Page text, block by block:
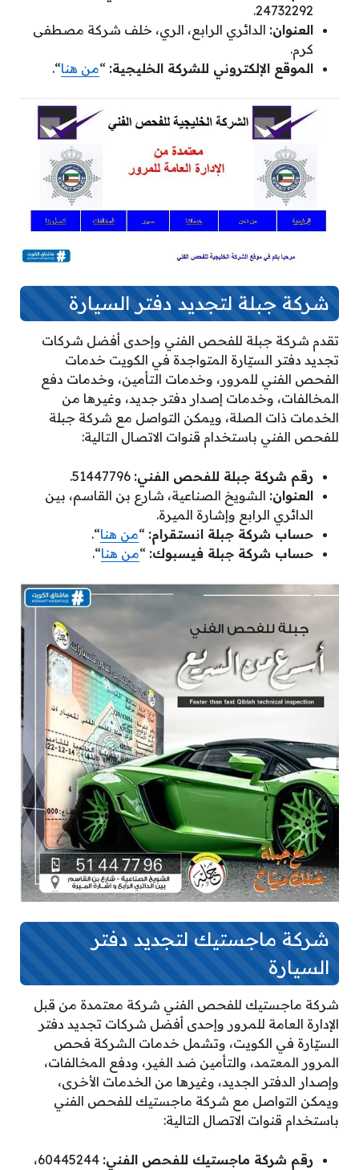
24732292.
العنوان: الدائري الرابع، الري، خلف شركة مصطفى
كرم.
الموقع الإلكتروني للشركة الخليجية: “من هنا“.
شركة جبلة لتجديد دفتر السيارة
تقدم شركة جبلة للفحص الفني وإحدى أفضل شركات
تجديد دفتر السيّارة المتواجدة في الكويت خدمات
الفحص الفني للمرور، وخدمات التأمين، وخدمات دفع
المخالفات، وخدمات إصدار دفتر جديد، وغيرها من
الخدمات ذات الصلة، ويمكن التواصل مع شركة جبلة
للفحص الفني باستخدام قنوات الاتصال التالية:
رقم شركة جبلة للفحص الفني:
العنوان: الشويخ الصناعية، شارع بن القاسم، بين
الدائري الرابع وإشارة الميرة.
حساب شركة جبلة انستقرام: “من هنا“.
حساب شركة جبلة فيسبوك: “من هنا“.
شركة ماجستيك لتجديد دفتر
السيارة
شركة ماجستيك للفحص الفني شركة معتمدة من قبل
الإدارة العامة للمرور وإحدى أفضل شركات تجديد دفتر
السيّارة في الكويت، وتشمل خدمات الشركة فحص
المرور المعتمد، والتأمين ضد الغير، ودفع المخالفات،
وإصدار الدفتر الجديد، وغيرها من الخدمات الأخرى،
ويمكن التواصل مع شركة ماجستيك للفحص الفني
باستخدام قنوات الاتصال التالية:
رقم شركة ماجستيك للفحص الفني: 60445244،